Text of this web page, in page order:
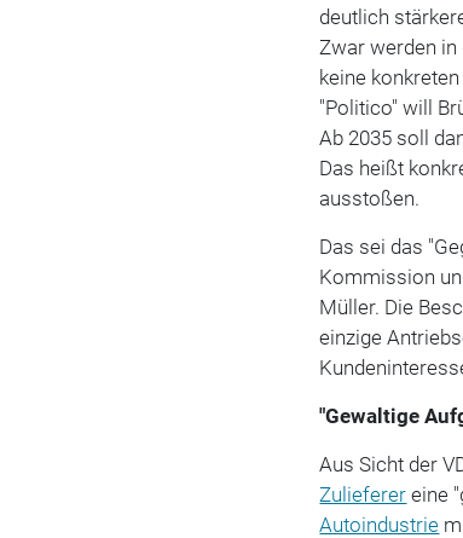
deutlich
Zwar werden
keine
"Politico" will
Ab 2035 soll
Das heißt
ausstoßen.
Das sei das
Kommission
Müller. Die
einzige
"Gewaltige
Aus Sicht der
Zulieferer eine
Autoindustrie